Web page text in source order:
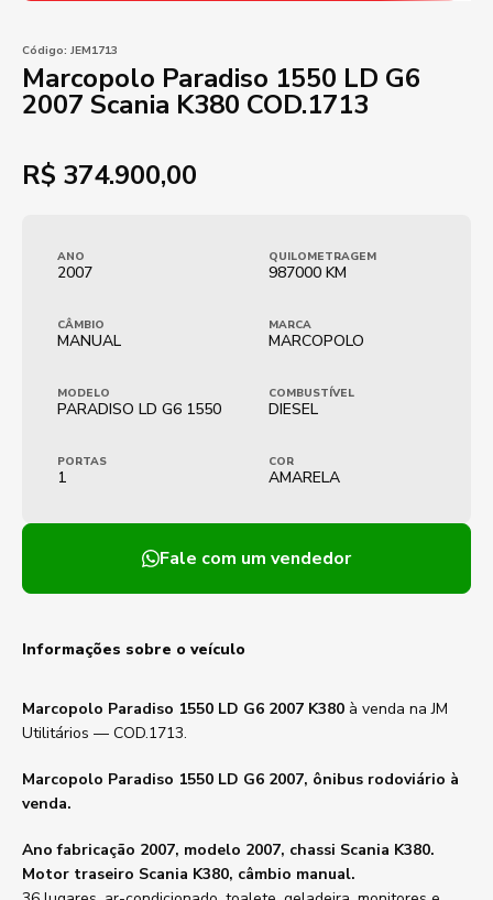
Código: JEM1713
Marcopolo Paradiso 1550 LD G6
2007 Scania K380 COD.1713
R$ 374.900,00
ANO
2007
QUILOMETRAGEM
987000 KM
CÂMBIO
MANUAL
MARCA
MARCOPOLO
MODELO
PARADISO LD G6 1550
COMBUSTÍVEL
DIESEL
PORTAS
1
COR
AMARELA
Fale com um vendedor
Informações sobre o veículo
Marcopolo Paradiso 1550 LD G6 2007 K380 à venda na JM
Utilitários — COD.1713.
Marcopolo Paradiso 1550 LD G6 2007, ônibus rodoviário à
venda.
Ano fabricação 2007, modelo 2007, chassi Scania K380.
Motor traseiro Scania K380, câmbio manual.